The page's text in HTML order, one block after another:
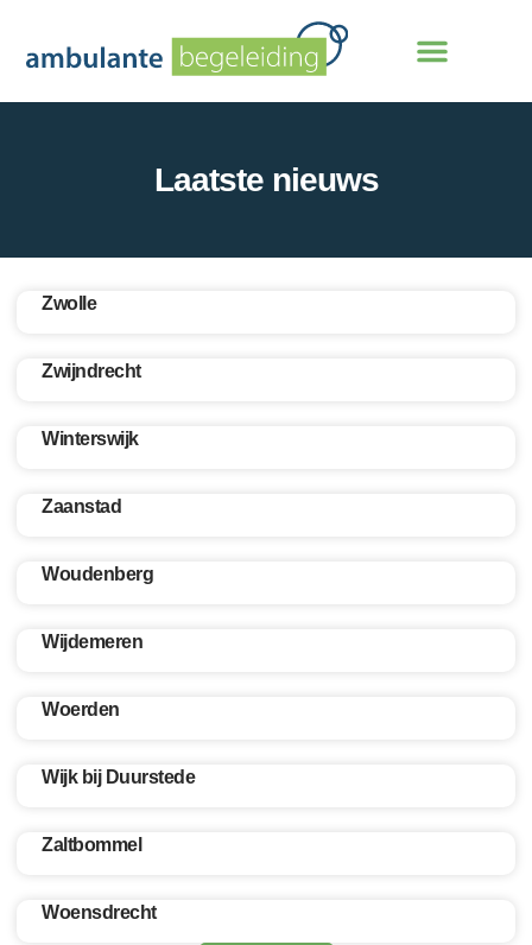
Laatste nieuws
Zwolle
Zwijndrecht
Winterswijk
Zaanstad
Woudenberg
Wijdemeren
Woerden
Wijk bij Duurstede
Zaltbommel
Woensdrecht